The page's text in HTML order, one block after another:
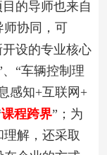
的导师也来自
师协同，可
设的专业核心
“车辆控制理
感知+互联网 +
课程跨界”；为
解，还采取